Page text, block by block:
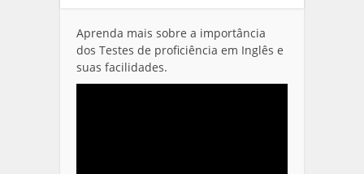
Aprenda mais sobre a importância
dos Testes de proficiência em Inglês e
suas facilidades.